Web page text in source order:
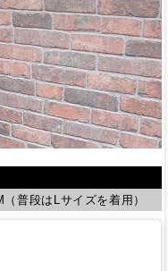
普段はLサイズを着用）